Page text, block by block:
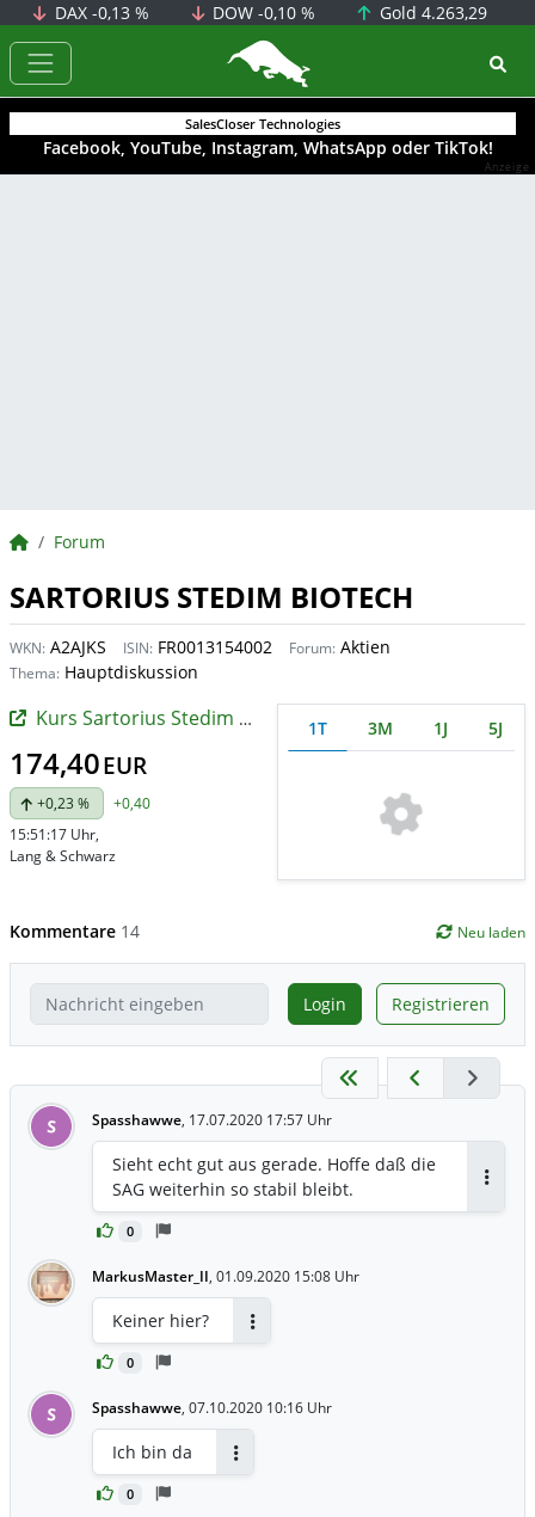
DAX -0,13 % DOW-0,10 % Gold 4.263,29
BörsenNEWS.de
SalesCloser Technologies
Facebook, YouTube, Instagram, WhatsApp oder TikTok!
Anzeige
BörsenNEWS.de
Forum
SARTORIUS STEDIM BIOTECH
WKN: A2AJKS ISIN: FR0013154002 Forum: Aktien
Thema: Hauptdiskussion
Kurs Sartorius Stedim Biotech
174,40EUR
+0,23 %
+0,40
15:51:17 Uhr,
Lang & Schwarz
1T 3M 1J 5J
Kommentare 14 Neu laden
Login Registrieren
S Spasshawwe, 17.07.2020 17:57 Uhr
0
Sieht echt gut aus gerade. Hoffe daß die
SAG weiterhin so stabil bleibt.
MarkusMaster_II, 01.09.2020 15:08 Uhr
0
Keiner hier?
S Spasshawwe, 07.10.2020 10:16 Uhr
0
Ich bin da